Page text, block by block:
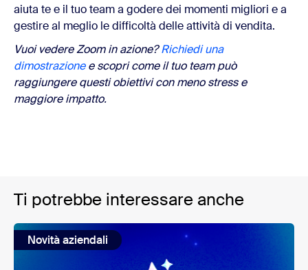
aiuta te e il tuo team a godere dei momenti migliori e a
gestire al meglio le difficoltà delle attività di vendita.
Vuoi vedere Zoom in azione?Richiedi una
dimostrazionee scopri come il tuo team può
raggiungere questi obiettivi con meno stress e
maggiore impatto.
Ti potrebbe interessare anche
Novità aziendali